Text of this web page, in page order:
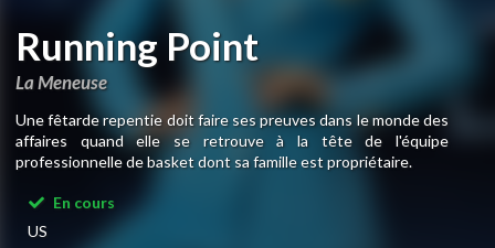
Running Point
La Meneuse
Une fêtarde repentie doit faire ses preuves dans le monde des
affaires quand elle se retrouve à la tête de l'équipe
professionnelle de basket dont sa famille est propriétaire.
En cours
US